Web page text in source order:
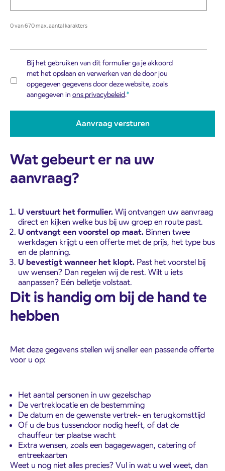
0 van 670 max. aantal karakters
Bij het gebruiken van dit formulier ga je akkoord
met het opslaan en verwerken van de door jou
opgegeven gegevens door deze website, zoals
aangegeven in ons privacybeleid.
Wat gebeurt er na uw
aanvraag?
U verstuurt het formulier.Wij ontvangen uw aanvraag
direct en kijken welke bus bij uw groep en route past.
U ontvangt een voorstel op maat. Binnen twee
werkdagen krijgt u een offerte met de prijs, het type bus
en de planning.
U bevestigt wanneer het klopt. Past het voorstel bij
uw wensen? Dan regelen wij de rest. Wilt u iets
aanpassen? Eén belletje volstaat.
Dit is handig om bij de hand te
hebben
Met deze gegevens stellen wij sneller een passende offerte
voor u op:
Het aantal personen in uw gezelschap
De vertreklocatie en de bestemming
De datum en de gewenste vertrek- en terugkomsttijd
Of u de bus tussendoor nodig heeft, of dat de
chauffeur ter plaatse wacht
Extra wensen, zoals een bagagewagen, catering of
entreekaarten
Weet u nog niet alles precies? Vul in wat u wel weet, dan